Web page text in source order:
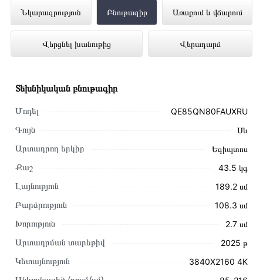
Նկարագրություն Բնութագիր Առաքում և վճարում
Վերցնել խանութից Վերադարձ
Հեռուստացույց SAMSUNG
QE85QN80FAUXRU ներկայացված է
Technomix առցանց խանութում լավագույն
Այս ապրանքը գնելու համար սեղմեք
Տեխնիկական բնութագիր
Մոդել QE85QN80FAUXRU
Գույն Սև
Արտադրող երկիր Եգիպտոս
Քաշ 43.5 կգ
Լայնություն 189.2 սմ
Բարձրություն 108.3 սմ
Խորություն 2.7 սմ
Արտադրման տարեթիվ 2025 թ
Կետայնություն 3840X2160 4K